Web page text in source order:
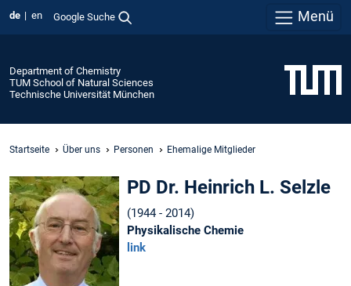
de en Google Suche Menü
Department of Chemistry
TUM School of Natural Sciences
Technische Universität München
Startseite Über uns Personen Ehemalige Mitglieder
PD Dr. Heinrich L. Selzle
(1944 - 2014)
Physikalische Chemie
link